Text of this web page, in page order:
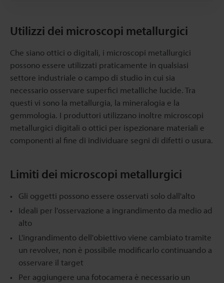
Utilizzi dei microscopi metallurgici
Che siano ottici o digitali, i microscopi metallurgici
possono essere utilizzati praticamente in qualsiasi
settore industriale o campo di studio in cui sia
necessario osservare superfici metalliche lucide. Tra
questi vi sono la metallurgia, la mineralogia e la
gemmologia. I produttori utilizzano inoltre microscopi
metallurgici digitali o ottici per ispezionare materiali e
componenti al fine di individuare segni di difetti o usura.
Limiti dei microscopi metallurgici
Gli oggetti possono essere osservati solo dall'alto
Ideali per l'osservazione a ingrandimento da medio ad
alto
L'ingrandimento dell'obiettivo viene cambiato tramite
un revolver, non è possibile modificarlo continuando a
osservare il target
Per aggiungere una fotocamera è necessario un